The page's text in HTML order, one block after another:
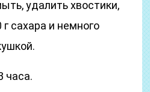
удалить хвостики,
сахара и немного
часа.